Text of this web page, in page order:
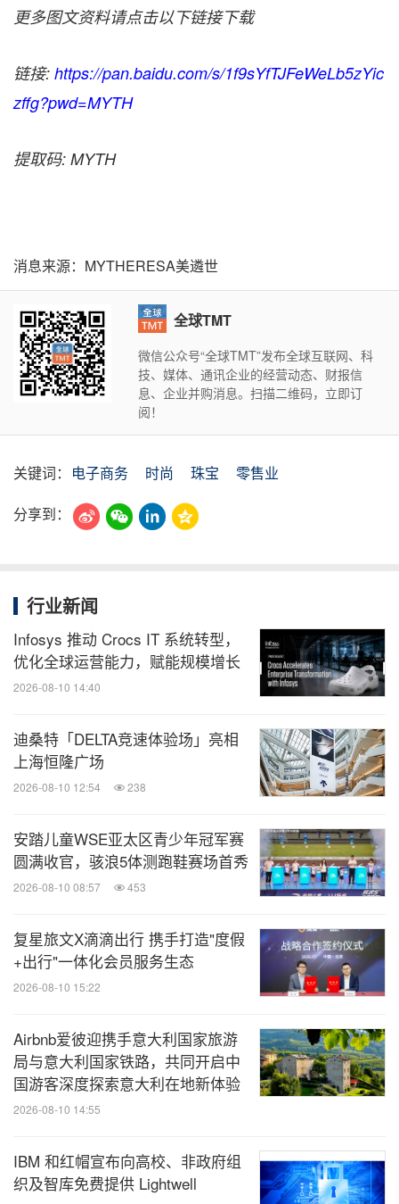
更多图文资料请点击以下链接下载
链接: https://pan.baidu.com/s/1f9sYfTJFeWeLb5zYic
zffg?pwd=MYTH
提取码: MYTH
消息来源：MYTHERESA美遴世
全球TMT
微信公众号“全球TMT”发布全球互联网、科
技、媒体、通讯企业的经营动态、财报信
息、企业并购消息。扫描二维码，立即订
阅！
关键词： 电子商务 时尚 珠宝
零售业
分享到：
行业新闻
Infosys 推动 Crocs IT 系统转型，
优化全球运营能力，赋能规模增长
2026-08-10 14:40
迪桑特「DELTA竞速体验场」亮相
上海恒隆广场
2026-08-10 12:54 238
安踏儿童WSE亚太区青少年冠军赛
圆满收官，骇浪5体测跑鞋赛场首秀
2026-08-10 08:57 453
复星旅文X滴滴出行 携手打造"度假
+出行"一体化会员服务生态
2026-08-10 15:22
Airbnb爱彼迎携手意大利国家旅游
局与意大利国家铁路，共同开启中
国游客深度探索意大利在地新体验
2026-08-10 14:55
IBM 和红帽宣布向高校、非政府组
织及智库免费提供 Lightwell